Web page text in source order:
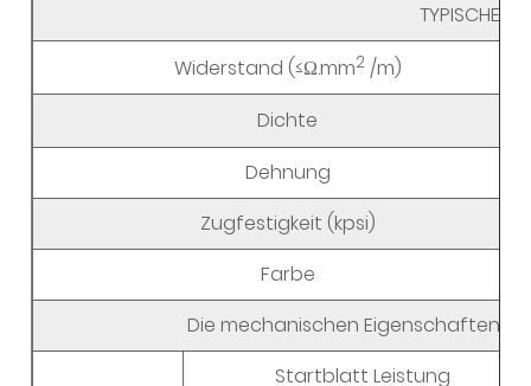
TYPISCHE
Widerstand (≤Ω.mm2/m)
Dichte
Dehnung
Zugfestigkeit (kpsi)
Farbe
Die mechanischen Eigenschaften
Startblatt Leistung